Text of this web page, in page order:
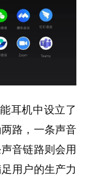
耳机中设立了
路，一条声音
音链路则会用
用户的生产力